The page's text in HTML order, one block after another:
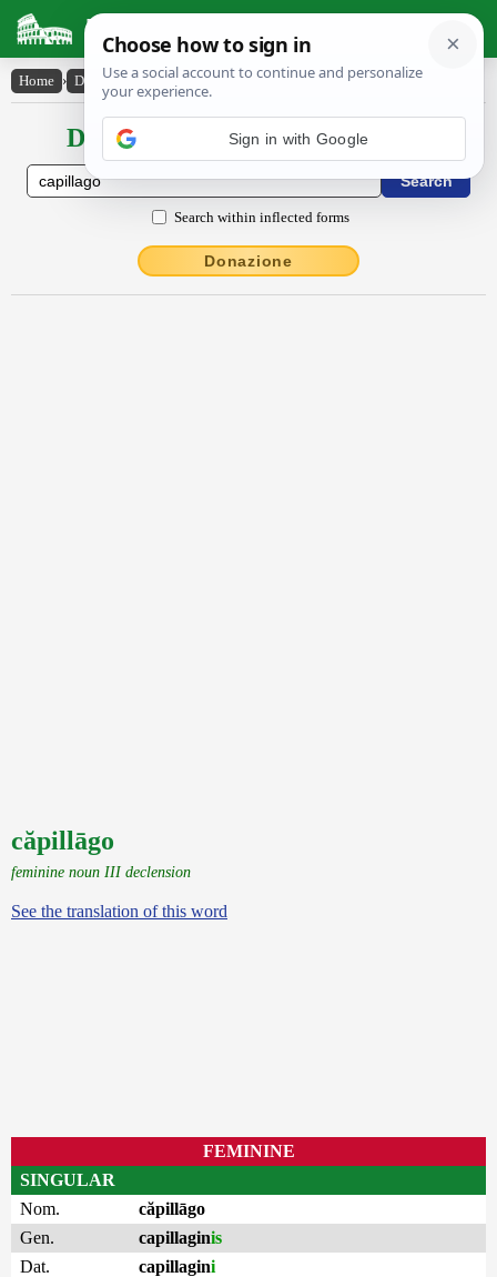
Latin Dictionary
Home › Declensions / Conjugations › căpillāgo
Declensions / Conjugations latin
Search within inflected forms
Donazione
căpillāgo
feminine noun III declension
See the translation of this word
FEMININE
SINGULAR
Nom.
căpillāgo
Gen.
capillaginis
Dat.
capillagini